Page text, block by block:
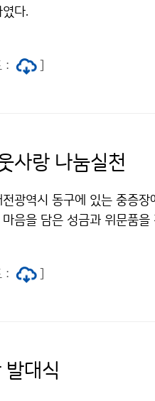
다.
:
사랑 나눔실천
광역시 동구에 있는 중증장
음을 담은 성금과 위문품을
:
대식